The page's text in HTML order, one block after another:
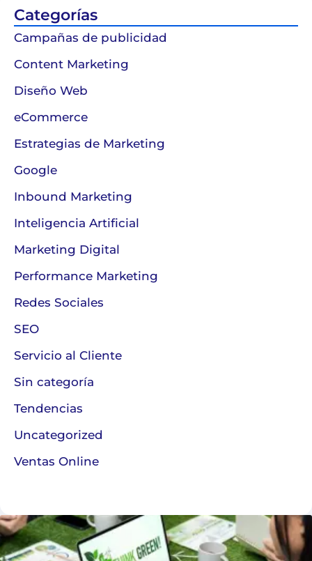
Categorías
Campañas de publicidad
Content Marketing
Diseño Web
eCommerce
Estrategias de Marketing
Google
Inbound Marketing
Inteligencia Artificial
Marketing Digital
Performance Marketing
Redes Sociales
SEO
Servicio al Cliente
Sin categoría
Tendencias
Uncategorized
Ventas Online